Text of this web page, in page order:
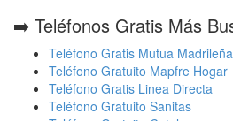
➡️ Teléfonos Gratis Más
Teléfono Gratis Mutua Madrileña
Teléfono Gratuito Mapfre Hogar
Teléfono Gratis Linea Directa
Teléfono Gratuito Sanitas